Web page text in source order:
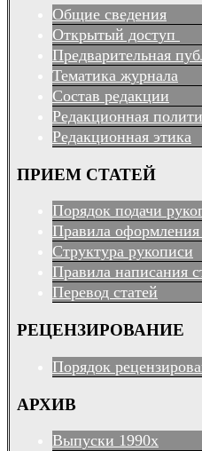
Общие сведения
Открытый доступ
Предварительная
Тематика журнала
Состав редакции
Редакционная
Редакционная этика
ПРИЕМ СТАТЕЙ
Порядок подачи
Правила оформления
Структура рукописи
Правила написания
Перевод статей
РЕЦЕНЗИРОВАНИЕ
Порядок
АРХИВ
Выпуски 1990х